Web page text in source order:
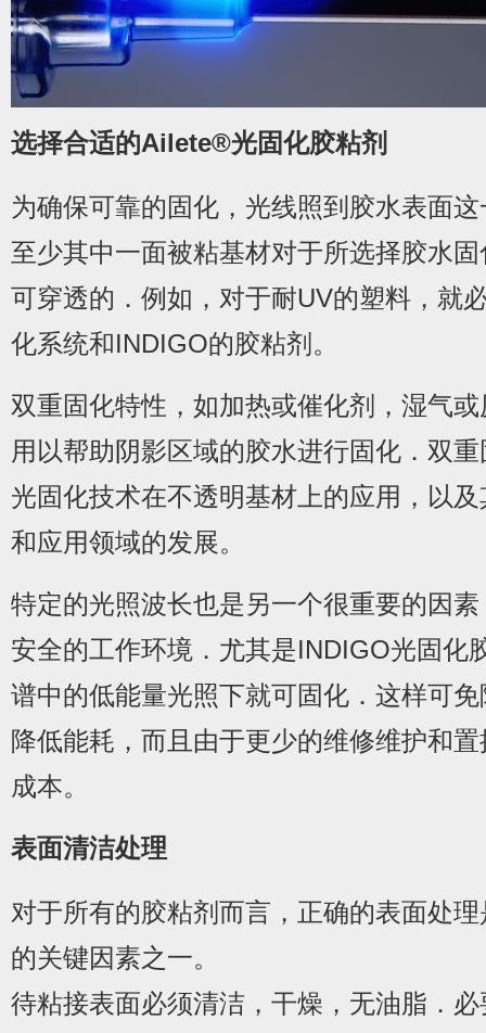
选择合适的Ailete®光固化胶粘剂
为确保可靠的固化，光线照到胶水表面
至少其中一面被粘基材对于所选择胶水
可穿透的．例如，对于耐UV的塑料，就
化系统和INDIGO的胶粘剂。
双重固化特性，如加热或催化剂，湿气
用以帮助阴影区域的胶水进行固化．双
光固化技术在不透明基材上的应用，以
和应用领域的发展。
特定的光照波长也是另一个很重要的因
安全的工作环境．尤其是INDIGO光固化
谱中的低能量光照下就可固化．这样可
降低能耗，而且由于更少的维修维护和
成本。
表面清洁处理
对于所有的胶粘剂而言，正确的表面处
的关键因素之一。
待粘接表面必须清洁，干燥，无油脂．